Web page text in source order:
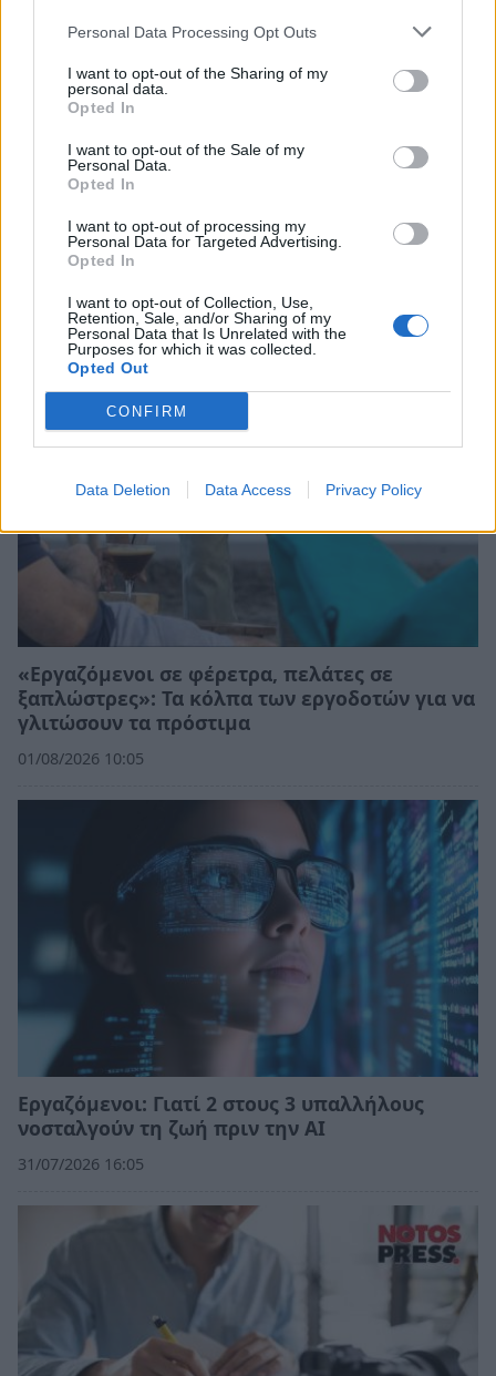
Personal Data Processing Opt Outs
I want to opt-out of the Sharing of my
personal data.
Opted In
I want to opt-out of the Sale of my
Personal Data.
Opted In
I want to opt-out of processing my
Personal Data for Targeted Advertising.
Opted In
I want to opt-out of Collection, Use,
Retention, Sale, and/or Sharing of my
Personal Data that Is Unrelated with the
Purposes for which it was collected.
Opted Out
CONFIRM
Data Deletion Data Access Privacy Policy
Η MOLON LAVE αναζητά υπεύθυνο βάρδιας
01/08/2026 19:15
«Εργαζόμενοι σε φέρετρα, πελάτες σε
ξαπλώστρες»: Τα κόλπα των εργοδοτών για να
γλιτώσουν τα πρόστιμα
01/08/2026 10:05
Εργαζόμενοι: Γιατί 2 στους 3 υπαλλήλους
νοσταλγούν τη ζωή πριν την ΑΙ
31/07/2026 16:05